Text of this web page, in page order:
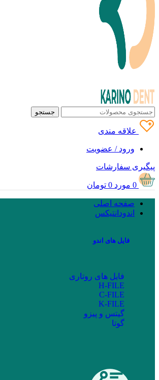
جستجو
علاقه مندی
ورود / عضویت
پیگیری سفارشات
0 مورد 0 تومان
صفحه اصلی
اندودانتیکس
فایل های اندو
فایل های روتاری
H-FILE
C-FILE
K-FILE
گیتس و پیزو
گوتا